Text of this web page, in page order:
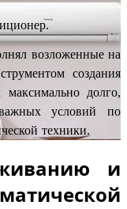
возложенные на
создания
долго,
условий по
техники.
и